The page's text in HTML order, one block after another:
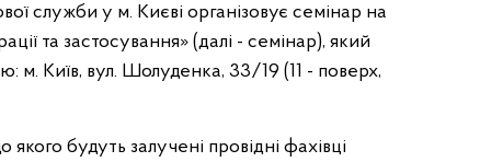
служби у м. Києві організовує семінар на
та застосування» (далі - семінар), який
м. Київ, вул. Шолуденка, 33/19 (11 - поверх,
будуть залучені провідні фахівці